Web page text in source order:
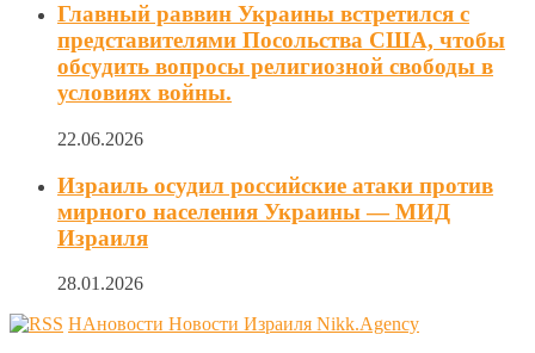
Главный раввин Украины встретился с
представителями Посольства США, чтобы
обсудить вопросы религиозной свободы в
условиях войны.
22.06.2026
Израиль осудил российские атаки против
мирного населения Украины — МИД
Израиля
28.01.2026
НАновости Новости Израиля Nikk.Agency